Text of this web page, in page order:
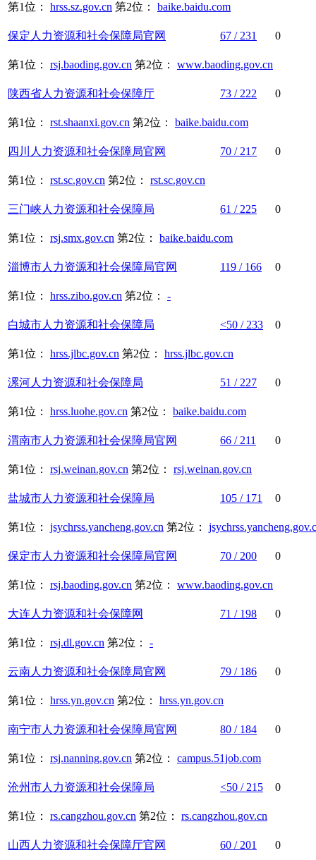
第1位： hrss.sz.gov.cn 第2位： baike.baidu.com
保定 人力资源和社会保障局官网 67 / 231 0
第1位： rsj.baoding.gov.cn 第2位： www.baoding.gov.cn
陕西省人力资源和社会保障厅 73 / 222 0
第1位： rst.shaanxi.gov.cn 第2位： baike.baidu.com
四川 人力资源和社会保障局官网 70 / 217 0
第1位： rst.sc.gov.cn 第2位： rst.sc.gov.cn
三门峡人力资源和社会保障局 61 / 225 0
第1位： rsj.smx.gov.cn 第2位： baike.baidu.com
淄博市人力资源和社会保障局官网 119 / 166 0
第1位： hrss.zibo.gov.cn 第2位： -
白城市人力资源和社会保障局 <50 / 233 0
第1位： hrss.jlbc.gov.cn 第2位： hrss.jlbc.gov.cn
漯河人力资源和社会保障局 51 / 227 0
第1位： hrss.luohe.gov.cn 第2位： baike.baidu.com
渭南市人力资源和社会保障局官网 66 / 211 0
第1位： rsj.weinan.gov.cn 第2位： rsj.weinan.gov.cn
盐城市人力资源和社会保障局 105 / 171 0
第1位： jsychrss.yancheng.gov.cn 第2位：
保定市人力资源和社会保障局官网 70 / 200 0
第1位： rsj.baoding.gov.cn 第2位： www.baoding.gov.cn
大连人力资源和社会保障网 71 / 198 0
第1位： rsj.dl.gov.cn 第2位： -
云南人力资源和社会保障局官网 79 / 186 0
第1位： hrss.yn.gov.cn 第2位： hrss.yn.gov.cn
南宁市人力资源和社会保障局官网 80 / 184 0
第1位： rsj.nanning.gov.cn 第2位： campus.51job.com
沧州市人力资源和社会保障局 <50 / 215 0
第1位： rs.cangzhou.gov.cn 第2位： rs.cangzhou.gov.cn
山西人力资源和社会保障厅官网 60 / 201 0